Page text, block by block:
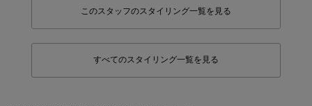
このスタッフのスタイリング一覧を見る
すべてのスタイリング一覧を見る